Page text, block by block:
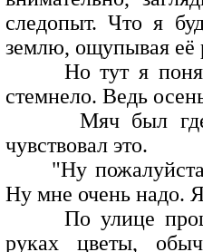
следопыт. Что я
землю, ощупывая её
Но тут я понял,
стемнело. Ведь
Мяч был где-
чувствовал это.
"Ну пожалуйста,
Ну мне очень надо.
По улице
руках цветы,